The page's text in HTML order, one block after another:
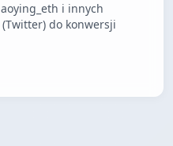
i innych
do konwersji